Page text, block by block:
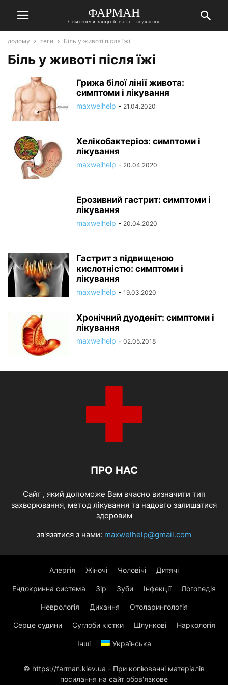
ФАРМАН
Симптоми хвороб та їх лікування
додому теги Біль у животі після їжі
Біль у животі після їжі
Грижа білої лінії живота:
симптоми і лікування
maxwelhelp - 21.04.2020
Хелікобактеріоз: симптоми і
лікування
maxwelhelp - 20.04.2020
Ерозивний гастрит: симптоми і
лікування
maxwelhelp - 20.04.2020
Гастрит з підвищеною
кислотністю: симптоми і
лікування
maxwelhelp - 19.03.2020
Хронічний дуоденіт: симптоми і
лікування
maxwelhelp - 02.05.2018
ПРО НАС
Cайт , який допоможе Вам вчасно визначити тип
захворювання, метод лікування та надовго залишатися
здоровим
зв'язатися з нами: maxwelhelp@gmail.com
Алергія Жіночі Чоловічі Дитячі
Ендокринна система Зір Зуби Інфекції Логопедія
Неврологія Дихання Отоларингологія
Серце судини Суглоби кістки Шлункові Наркологія
Інші Українська
© https://farman.kiev.ua - При копіюванні матеріалів
посилання на сайт обов'язкове